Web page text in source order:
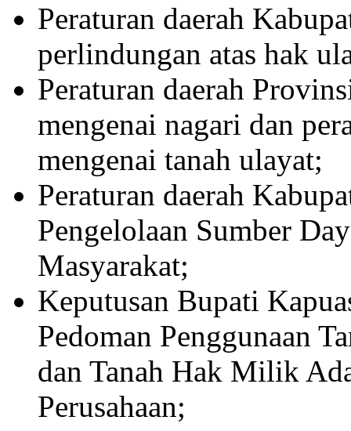
Peraturan daerah
perlindungan atas hak
Peraturan daerah
mengenai nagari dan
mengenai tanah ulayat;
Peraturan daerah
Pengelolaan Sumber
Masyarakat;
Keputusan Bupati
Pedoman Penggunaan
dan Tanah Hak Milik
Perusahaan;